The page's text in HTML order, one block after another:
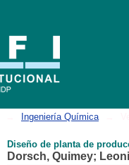
Ingeniería Química
Diseño de planta de
Dorsch, Quimey;